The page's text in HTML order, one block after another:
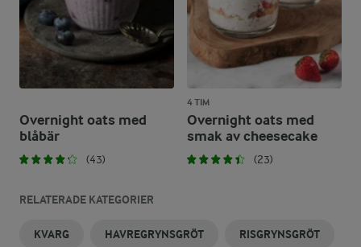
Overnight oats med
blåbär
(43)
4 TIM
Overnight oats med
smak av cheesecake
(23)
RELATERADE KATEGORIER
KVARG HAVREGRYNSGRÖT RISGRYNSGRÖT